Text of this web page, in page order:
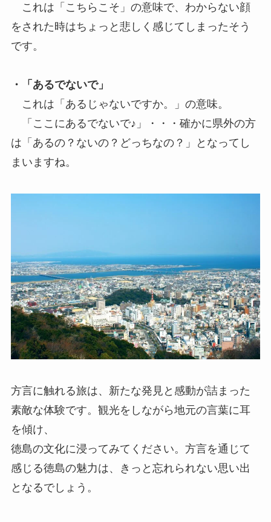
これは「こちらこそ」の意味で、わからない顔
をされた時はちょっと悲しく感じてしまったそう
です。
・「あるでないで」
これは「あるじゃないですか。」の意味。
「ここにあるでないで♪」・・・確かに県外の方
は「あるの？ないの？どっちなの？」となってし
まいますね。
方言に触れる旅は、新たな発見と感動が詰まった
素敵な体験です。観光をしながら地元の言葉に耳
を傾け、
徳島の文化に浸ってみてください。方言を通じて
感じる徳島の魅力は、きっと忘れられない思い出
となるでしょう。